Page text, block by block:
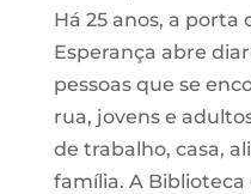
Há 25 anos, a porta
Esperança abre
pessoas que se
rua, jovens e
de trabalho, casa,
família. A Biblioteca